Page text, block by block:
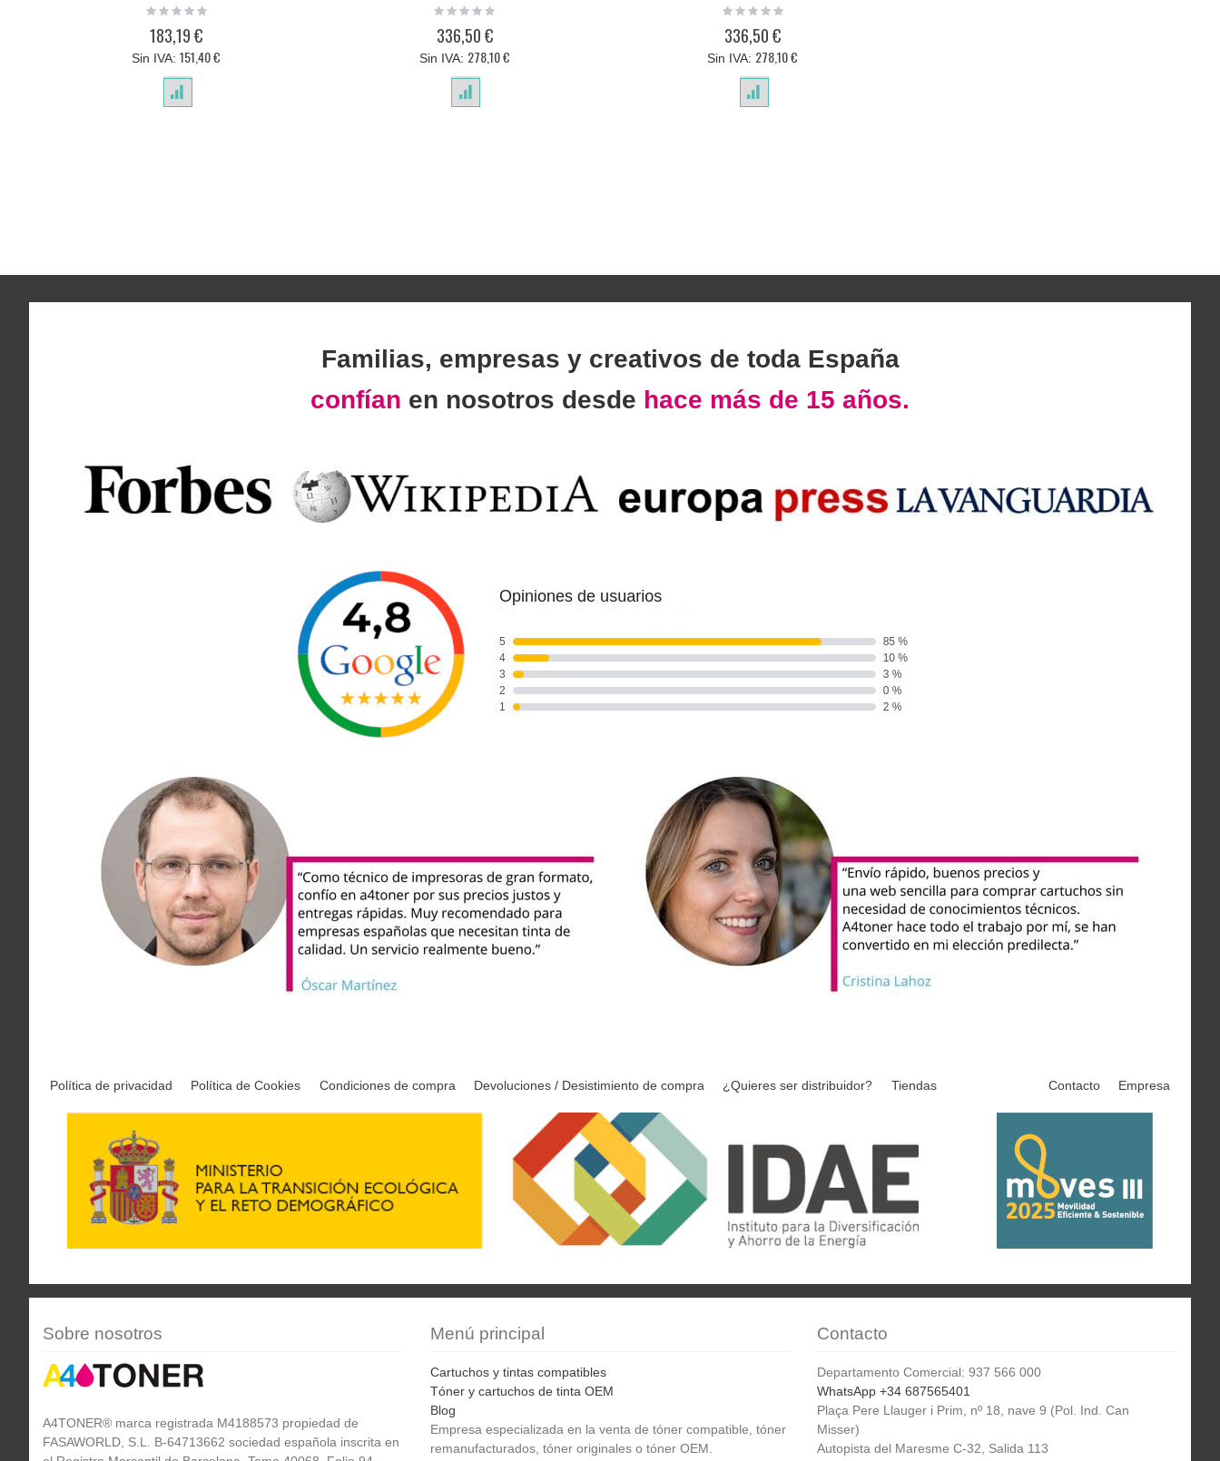
Rating:
183,19 €
151,40 €
Rating:
336,50 €
278,10 €
Rating:
336,50 €
278,10 €
Familias, empresas y creativos de toda España
confían en nosotros desde hace más de 15 años.
Política de privacidad Política de Cookies Condiciones de compra Devoluciones / Desistimiento de compra ¿Quieres ser distribuidor? Tiendas Contacto Empresa
Sobre nosotros
A4TONER® marca registrada M4188573 propiedad de
FASAWORLD, S.L. B-64713662 sociedad española inscrita en
Menú principal
Cartuchos y tintas compatibles
Tóner y cartuchos de tinta OEM
Blog
Empresa especializada en la venta de tóner compatible, tóner
remanufacturados, tóner originales o tóner OEM.
Contacto
Departamento Comercial: 937 566 000
WhatsApp +34 687565401
Plaça Pere Llauger i Prim, nº 18, nave 9 (Pol. Ind. Can
Misser)
Autopista del Maresme C-32, Salida 113